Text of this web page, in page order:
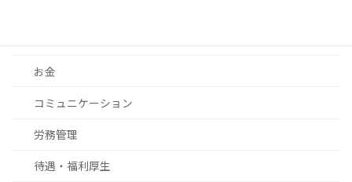
お金
コミュニケーション
労務管理
待遇・福利厚生